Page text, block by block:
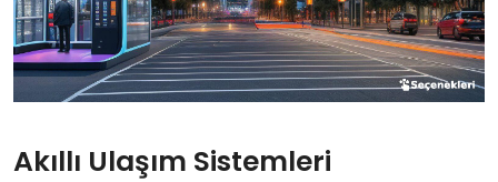
Akıllı Ulaşım Sistemleri